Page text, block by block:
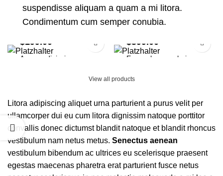
suspendisse aliquam a quam a mi litora.
Condimentum cum semper conubia.
Augue adipiscing
$199.00
Eames lounge chair
$399.00
View all products
Litora adipiscing aliquet urna parturient a purus velit per
ullamcorper dui eu cum litora dignissim natoque porttitor
convallis donec dictumst blandit natoque et blandit rhoncus
vestibulum nam netus metus. Senectus aenean
vestibulum bibendum ac ultrices eu scelerisque praesent
egestas maecenas pharetra erat parturient fusce netus